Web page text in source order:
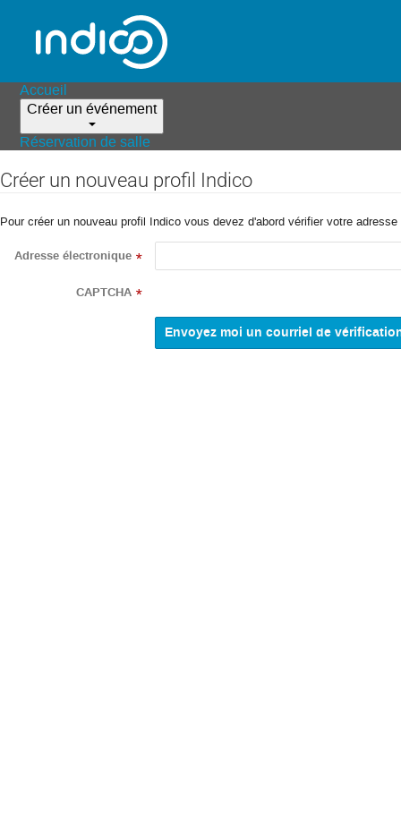
Accueil
Créer un événement
Réservation de salle
Créer un nouveau profil Indico
Pour créer un nouveau profil Indico vous devez d'abord vérifier votre
Adresse électronique *
CAPTCHA *